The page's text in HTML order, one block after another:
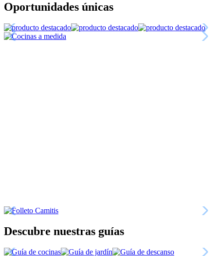
Oportunidades únicas
Descubre nuestras guías